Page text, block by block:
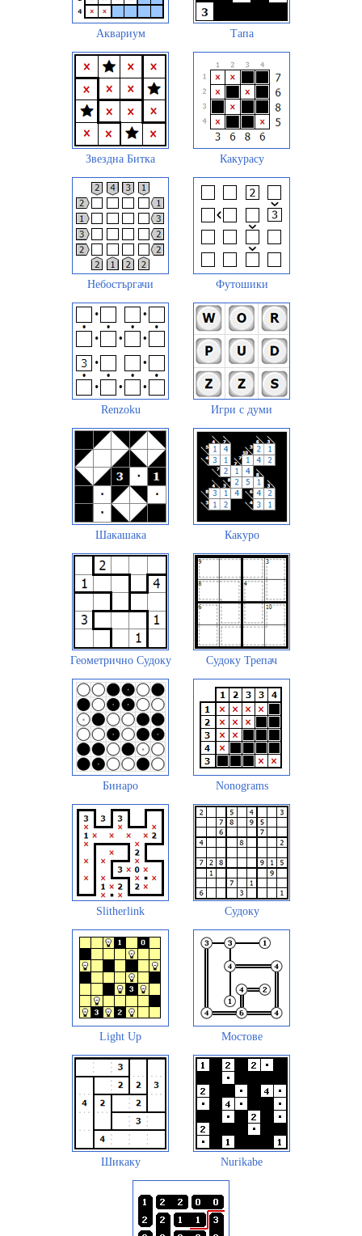
Аквариум Тапа
Звездна Битка Какурасу
Небостъргачи Футошики
Renzoku Игри с думи
Шакашака Какуро
Геометрично Судоку Судоку Трепач
Бинаро Nonograms
Slitherlink Судоку
Light Up Мостове
Шикаку Nurikabe